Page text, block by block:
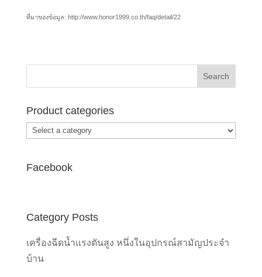
ที่มาของข้อมูล: http://www.honor1999.co.th/faq/detail/22
Product categories
Facebook
Category Posts
เครื่องฉีดน้ำแรงดันสูง หนึ่งในอุปกรณ์สามัญประจำ
บ้าน